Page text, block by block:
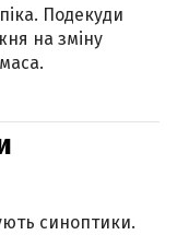
Подекуди
на зміну
синоптики.